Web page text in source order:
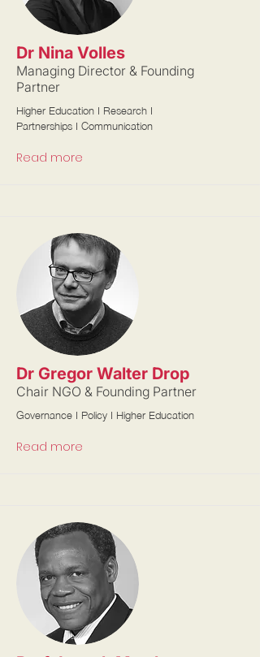
Dr Nina Volles
Managing Director & Founding
Partner
Higher Education I Research I
Partnerships I Communication
Read more
Dr Gregor Walter Drop
Chair NGO & Founding Partner
Governance I Policy I Higher Education
Read more